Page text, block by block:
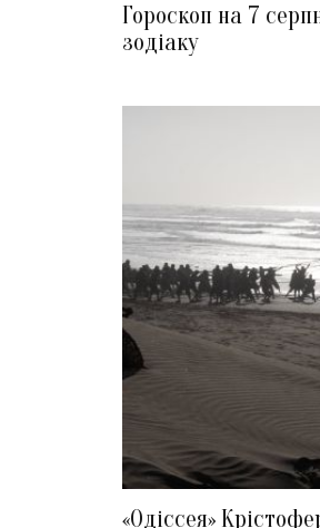
Гороскоп на 7
зодіаку
«Одіссея»